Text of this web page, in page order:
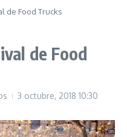
de Food Trucks
de Food
3 octubre, 2018 10:30